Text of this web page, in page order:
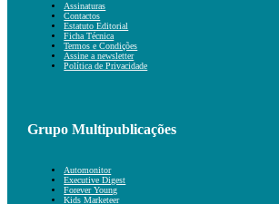
Assinaturas
Contactos
Estatuto Editorial
Ficha Técnica
Termos e Condições
Assine a newsletter
Política de Privacidade
Grupo Multipublicações
Automonitor
Executive Digest
Forever Young
Kids Marketeer